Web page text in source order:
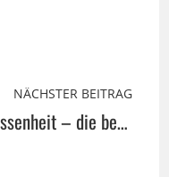
NÄCHSTER BEITRAG
Gelassenheit – die begehrte Ressource